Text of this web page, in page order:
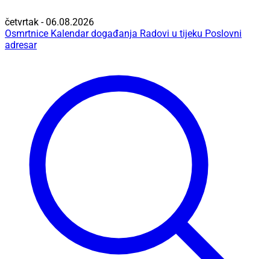
četvrtak - 06.08.2026
Osmrtnice Kalendar događanja Radovi u tijeku Poslovni
adresar